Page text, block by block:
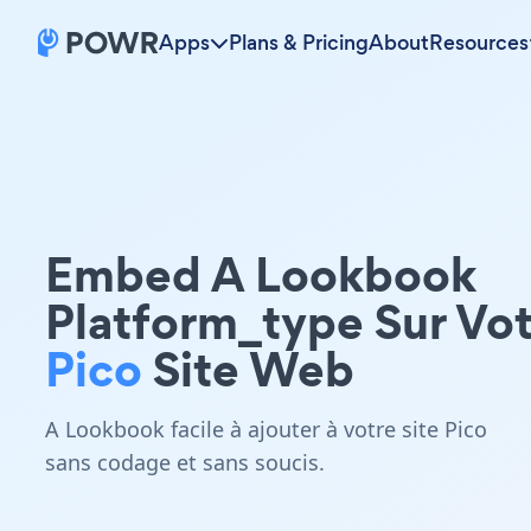
Apps Plans & PricingAboutResources
Embed A Lookbook
Platform_type Sur
PicoSite Web
A Lookbook facile à ajouter à votre site Pico
sans codage et sans soucis.